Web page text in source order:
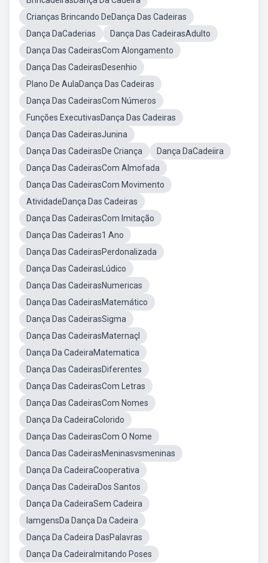
Crianças Brincando DeDança Das Cadeiras
Dança DaCaderias
Dança Das CadeirasAdulto
Dança Das CadeirasCom Alongamento
Dança Das CadeirasDesenhio
Plano De AulaDança Das Cadeiras
Dança Das CadeirasCom Números
Funções ExecutivasDança Das Cadeiras
Dança Das CadeirasJunina
Dança Das CadeirasDe Criança
Dança DaCadeiira
Dança Das CadeirasCom Almofada
Dança Das CadeirasCom Movimento
AtividadeDança Das Cadeiras
Dança Das CadeirasCom Imitação
Dança Das Cadeiras1 Ano
Dança Das CadeirasPerdonalizada
Dança Das CadeirasLúdico
Dança Das CadeirasNumericas
Dança Das CadeirasMatemático
Dança Das CadeirasSigma
Dança Das CadeirasMaternaçl
Dança Da CadeiraMatematica
Dança Das CadeirasDiferentes
Dança Das CadeirasCom Letras
Dança Das CadeirasCom Nomes
Dança Da CadeiraColorido
Dança Das CadeirasCom O Nome
Danca Das CadeirasMeninasvsmeninas
Dança Da CadeiraCooperativa
Dança Das CadeiraDos Santos
Dança Da CadeiraSem Cadeira
IamgensDa Dança Da Cadeira
Dança Da Cadeira DasPalavras
Dança Da CadeiraImitando Poses